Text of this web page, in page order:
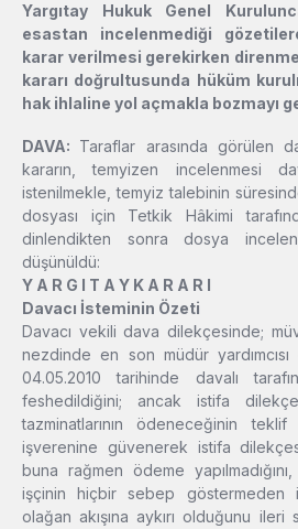
Yargıtay Hukuk Genel
esastan incelenmediği
karar verilmesi gerekirken
kararı doğrultusunda hüküm
hak ihlaline yol açmakla bozmayı
DAVA: Taraflar arasında görülen
kararın, temyizen incelenmesi
istenilmekle, temyiz talebinin
dosyası için Tetkik Hâkimi
dinlendikten sonra dosya
düşünüldü:
Y A R G I T A Y K A R A R I
Davacı İsteminin Özeti
Davacı vekili dava dilekçesinde;
nezdinde en son müdür yardımcısı
04.05.2010 tarihinde davalı
feshedildiğini; ancak istifa
tazminatlarının ödeneceğinin
işverenine güvenerek istifa
buna rağmen ödeme
işçinin hiçbir sebep göstermeden
olağan akışına aykırı olduğunu